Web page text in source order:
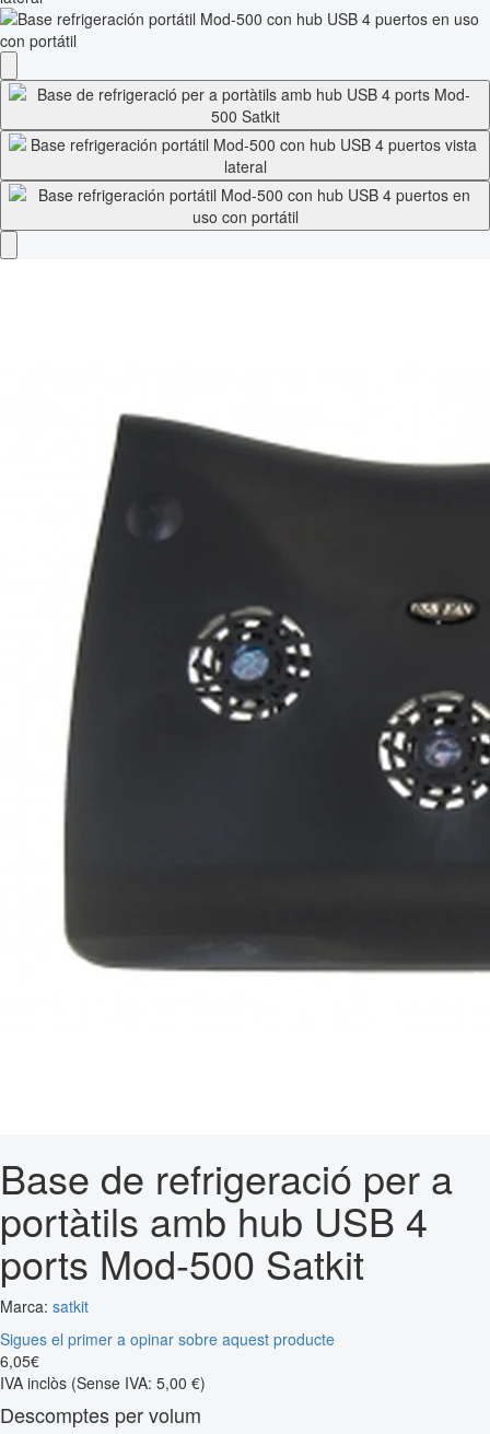
Base de refrigeració per a
portàtils amb hub USB 4
ports Mod-500 Satkit
Marca: satkit
Sigues el primer a opinar sobre aquest producte
6,05€
IVA inclòs (Sense IVA: 5,00 €)
Descomptes per volum